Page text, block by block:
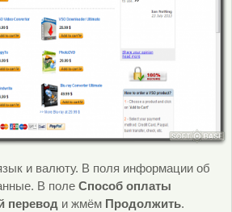
и валюту. В поля информации об
В поле Способ оплаты
перевод и жмём Продолжить.